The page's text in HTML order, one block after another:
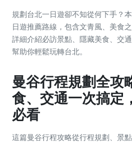
規劃台北一日遊卻不知從何下手？
日遊推薦路線，包含文青風、美食
詳細介紹必訪景點、隱藏美食、交
幫助你輕鬆玩轉台北。
曼谷行程規劃全攻
食、交通一次搞定
必看
這篇曼谷行程攻略從行程規劃、景